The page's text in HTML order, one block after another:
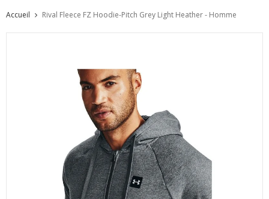
Accueil Rival Fleece FZ Hoodie-Pitch Grey Light Heather - Homme